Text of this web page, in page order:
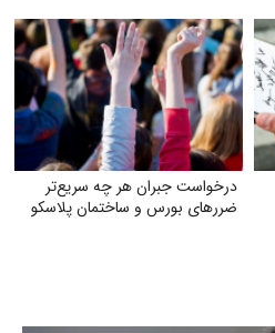
درخواست جبران هر چه سریع‌تر
ضررهای بورس و ساختمان پلاسکو